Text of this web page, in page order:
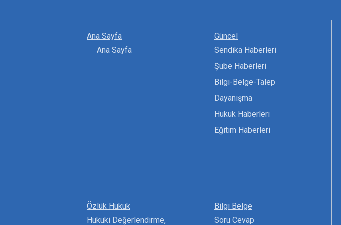
Ana Sayfa
Ana Sayfa
Güncel
Sendika Haberleri
Şube Haberleri
Bilgi-Belge-Talep
Dayanışma
Hukuk Haberleri
Eğitim Haberleri
Özlük Hukuk
Hukuki Değerlendirme,
Bilgi Belge
Soru Cevap